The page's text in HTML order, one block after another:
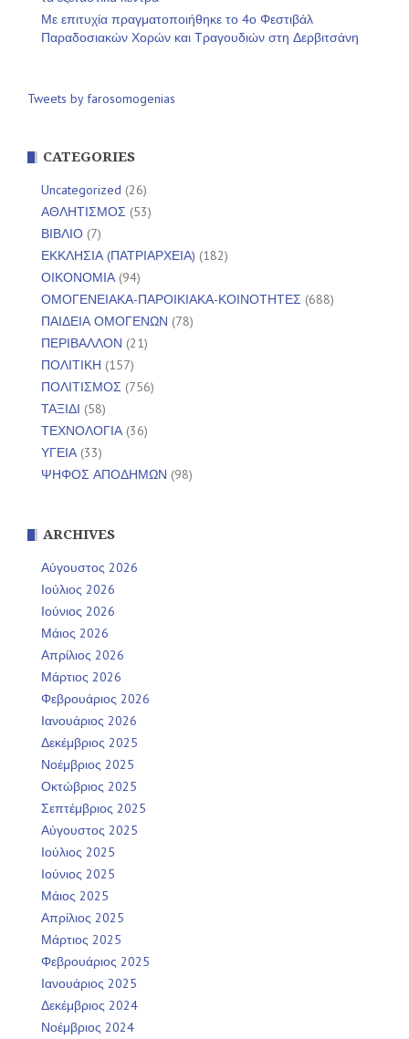
Με επιτυχία πραγματοποιήθηκε το 4ο Φεστιβάλ
Παραδοσιακών Χορών και Τραγουδιών στη Δερβιτσάνη
Tweets by farosomogenias
CATEGORIES
Uncategorized (26)
ΑΘΛΗΤΙΣΜΟΣ (53)
ΒΙΒΛΙΟ (7)
ΕΚΚΛΗΣΙΑ (ΠΑΤΡΙΑΡΧΕΙΑ) (182)
ΟΙΚΟΝΟΜΙΑ(94)
ΟΜΟΓΕΝΕΙΑΚΑ-ΠΑΡΟΙΚΙΑΚΑ-ΚΟΙΝΟΤΗΤΕΣ (688)
ΠΑΙΔΕΙΑ ΟΜΟΓΕΝΩΝ (78)
ΠΕΡΙΒΑΛΛΟΝ (21)
ΠΟΛΙΤΙΚΗ (157)
ΠΟΛΙΤΙΣΜΟΣ (756)
ΤΑΞΙΔΙ (58)
ΤΕΧΝΟΛΟΓΙΑ(36)
ΥΓΕΙΑ(33)
ΨΗΦΟΣ ΑΠΟΔΗΜΩΝ (98)
ARCHIVES
Αύγουστος 2026
Ιούλιος 2026
Ιούνιος 2026
Μάιος 2026
Απρίλιος 2026
Μάρτιος 2026
Φεβρουάριος 2026
Ιανουάριος 2026
Δεκέμβριος 2025
Νοέμβριος 2025
Οκτώβριος 2025
Σεπτέμβριος 2025
Αύγουστος 2025
Ιούλιος 2025
Ιούνιος 2025
Μάιος 2025
Απρίλιος 2025
Μάρτιος 2025
Φεβρουάριος 2025
Ιανουάριος 2025
Δεκέμβριος 2024
Νοέμβριος 2024